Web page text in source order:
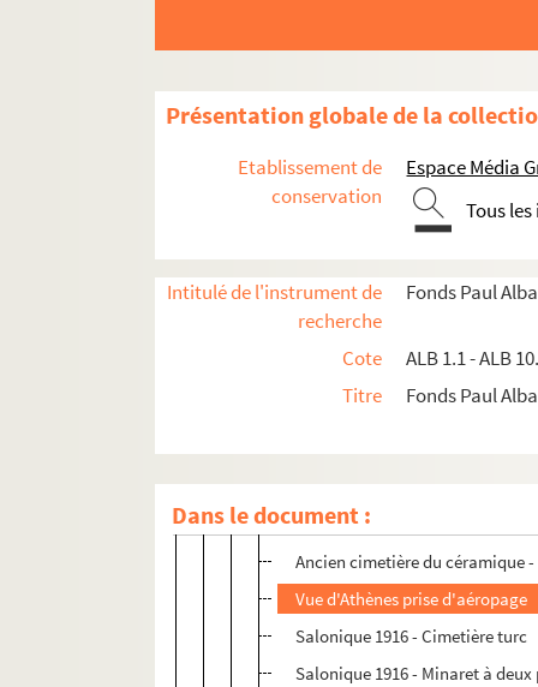
Présentation globale de la
Etablissement de
conservation
Espace Média
Tous
Intitulé de l'instrument de
recherche
Fonds Paul
Cote
ALB 1.1 - ALB
Titre
Fonds Paul
Dans le document :
La guerre européenne dans les
La guerre européene dans les
La guerre européenne dans les
[Ablutions devant la mosquée ?]
Constantinople : cimetière
Ancien cimetière du céramique -
Vue d'Athènes prise d'aéropage
Salonique 1916 - Cimetière turc
Salonique 1916 - Minaret à